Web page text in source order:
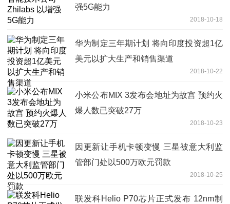
强5G能力
2018-10-18
华为制定三年期计划 将向印度投资超1亿
美元以扩大生产和销售渠道
2018-10-22
小米公布MIX 3发布会地址为故宫 预约火
爆人数已突破27万
2018-10-23
因更新让手机卡顿变慢 三星被意大利监
管部门处以500万欧元罚款
2018-10-25
联发科Helio P70芯片正式发布 12nm制